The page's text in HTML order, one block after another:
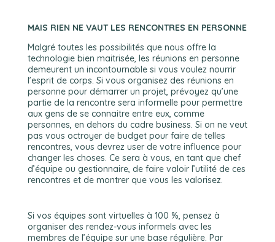
MAIS RIEN NE VAUT LES RENCONTRES EN PERSONNE
Malgré toutes les possibilités que nous offre la
technologie bien maitrisée, les réunions en personne
demeurent un incontournable si vous voulez nourrir
l’esprit de corps. Si vous organisez des réunions en
personne pour démarrer un projet, prévoyez qu’une
partie de la rencontre sera informelle pour permettre
aux gens de se connaitre entre eux, comme
personnes, en dehors du cadre business. Si on ne veut
pas vous octroyer de budget pour faire de telles
rencontres, vous devrez user de votre influence pour
changer les choses. Ce sera à vous, en tant que chef
d’équipe ou gestionnaire, de faire valoir l’utilité de ces
rencontres et de montrer que vous les valorisez.
Si vos équipes sont virtuelles à 100 %, pensez à
organiser des rendez-vous informels avec les
membres de l’équipe sur une base régulière. Par